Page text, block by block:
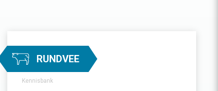
RUNDVEE
Kennisbank